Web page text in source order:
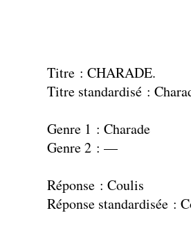
Titre : CHARADE.
Titre standardisé :
Genre 1 : Charade
Genre 2 : —
Réponse : Coulis
Réponse standardisée :